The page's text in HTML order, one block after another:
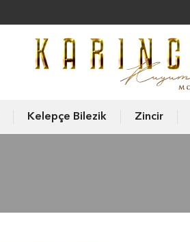
Kelepçe Bilezik Zincir